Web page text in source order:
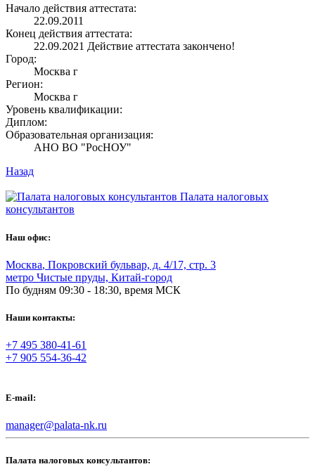
Начало действия аттестата:
22.09.2011
Конец действия аттестата:
22.09.2021 Действие аттестата закончено!
Город:
Москва г
Регион:
Москва г
Уровень квалификации:
Диплом:
Образовательная организация:
АНО ВО "РосНОУ"
Назад
Палата налоговых
консультантов
Наш офис:
Москва, Покровский бульвар, д. 4/17, стр. 3
метро Чистые пруды, Китай-город
По будням 09:30 - 18:30, время МСК
Наши контакты:
+7 495 380-41-61
+7 905 554-36-42
E-mail:
manager@palata-nk.ru
Палата налоговых консультантов: